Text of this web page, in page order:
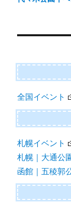
全国イベント
札幌イベント
札幌｜大通公
函館｜五稜郭